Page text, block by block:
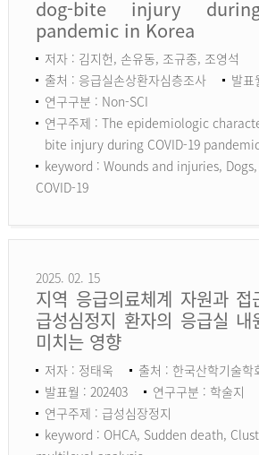
dog-bite injury during
pandemic in Korea
저자 : 김지헌, 손유동, 조규종, 조영석
출처 : 응급실손상환자심층조사
발표
연구구분 : Non-SCI
연구주제 : The epidemiologic
bite injury during COVID-19
keyword : Wounds and injuries,
COVID-19
2025. 02. 15
지역 응급의료체계 자원과
급성심정지 환자의 응급실
미치는 영향
저자 : 정태욱
출처 : 한국산학기술학
발표월 : 202403
연구구분 : 학술지
연구주제 : 급성심장정지
keyword : OHCA, Sudden death,